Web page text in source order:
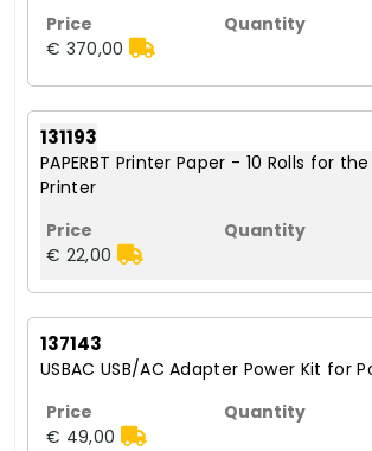
€ 370,00
131193
PAPERBT Printer Paper - 10 Rolls for
Printer
€ 22,00
137143
USBAC USB/AC Adapter Power Kit for
€ 49,00